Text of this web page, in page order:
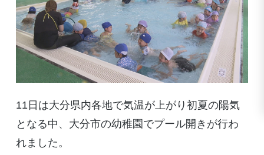
11日は大分県内各地で気温が上がり初夏の陽気
となる中、大分市の幼稚園でプール開きが行わ
れました。